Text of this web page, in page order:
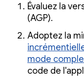
Évaluez la
(AGP).
Adoptez la
mode
code de